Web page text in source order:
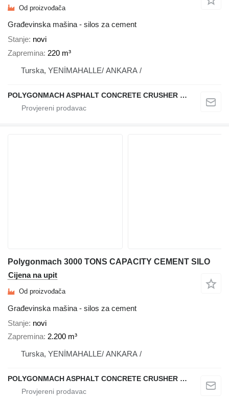
Od proizvođača
Građevinska mašina - silos za cement
Stanje novi
Zapremina 220 m³
Turska, YENİMAHALLE/ ANKARA /
POLYGONMACH ASPHALT CONCRETE CRUSHER SYSTEMS
Polygonmach 3000 TONS CAPACITY CEMENT SILO
Cijena na upit
Od proizvođača
Građevinska mašina - silos za cement
Stanje novi
Zapremina 2.200 m³
Turska, YENİMAHALLE/ ANKARA /
POLYGONMACH ASPHALT CONCRETE CRUSHER SYSTEMS